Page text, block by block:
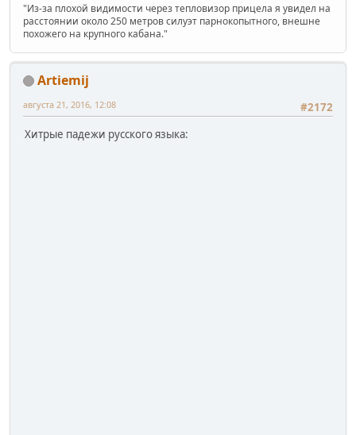
"Из-за плохой видимости через тепловизор прицела я увидел на
расстоянии около 250 метров силуэт парнокопытного, внешне
похожего на крупного кабана."
Artiemij
#2172
августа 21, 2016, 12:08
Хитрые падежи русского языка: